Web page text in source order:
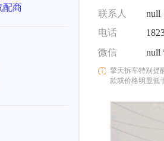
商
联系人
null
电话
微信
擎天拆车特别提
款或价格明显低